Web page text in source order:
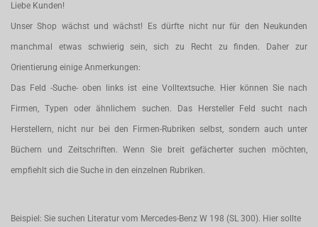
Liebe Kunden!
Unser Shop wächst und wächst! Es dürfte nicht nur für den Neukunden
manchmal etwas schwierig sein, sich zu Recht zu finden. Daher zur
Orientierung einige Anmerkungen:
Das Feld -Suche- oben links ist eine Volltextsuche. Hier können Sie nach
Firmen, Typen oder ähnlichem suchen. Das Hersteller Feld sucht nach
Herstellern, nicht nur bei den Firmen-Rubriken selbst, sondern auch unter
Büchern und Zeitschriften. Wenn Sie breit gefächerter suchen möchten,
empfiehlt sich die Suche in den einzelnen Rubriken.
Beispiel: Sie suchen Literatur vom Mercedes-Benz W 198 (SL 300). Hier sollte